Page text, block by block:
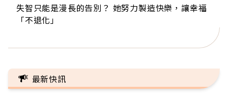
失智只能是漫長的告別？ 她努力製造快樂，讓幸福
「不退化」
來自剛果的巧克力神父 為台灣奉獻36年 「台灣是我
的家，我連作夢都講台語！」
63歲卸矽谷副總、搬回台灣找快樂！「蛋黃哥小
丑」走進安養院，逗樂上萬爺奶：退休後才開始真
104歲打破金氏世界紀錄 成為全球最年長羽球選
手，分享長壽的秘密原來是「這個」
事業巔峰他選擇追夢…黑手阿伯拉小提琴還登上小
巨蛋！連CNN都大讚！
最新快訊